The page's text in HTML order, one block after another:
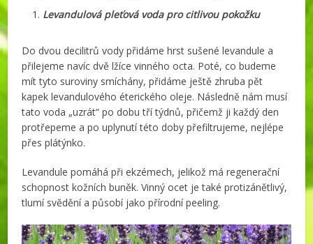
Levandulová pleťová voda pro citlivou pokožku
Do dvou decilitrů vody přidáme hrst sušené levandule a
přilejeme navíc dvě lžíce vinného octa. Poté, co budeme
mít tyto suroviny smíchány, přidáme ještě zhruba pět
kapek levandulového éterického oleje. Následně nám musí
tato voda „uzrát“ po dobu tří týdnů, přičemž ji každý den
protřepeme a po uplynutí této doby přefiltrujeme, nejlépe
přes plátýnko.
Levandule pomáhá při ekzémech, jelikož má regenerační
schopnost kožních buněk. Vinný ocet je také protizánětlivý,
tlumí svědění a působí jako přírodní peeling.